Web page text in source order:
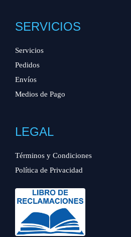
SERVICIOS
Servicios
Pedidos
Envíos
Medios de Pago
LEGAL
Términos y Condiciones
Política de Privacidad